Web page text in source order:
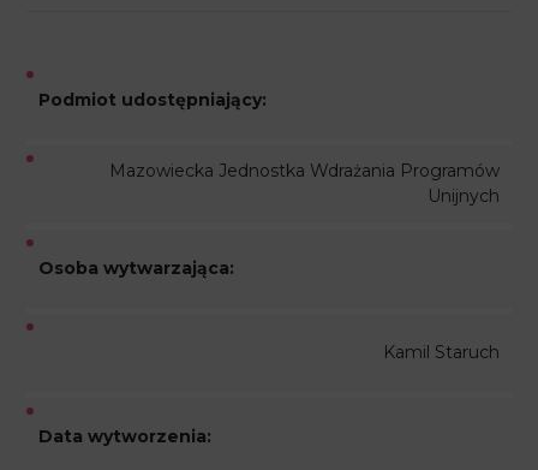
Podmiot udostępniający:
Mazowiecka Jednostka Wdrażania Programów
Unijnych
Osoba wytwarzająca:
Kamil Staruch
Data wytworzenia: